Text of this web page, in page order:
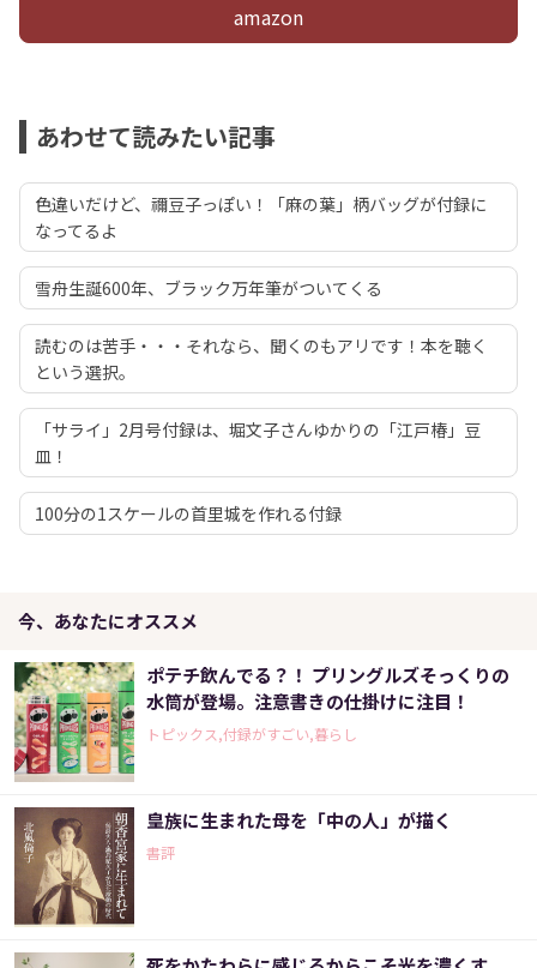
amazon
あわせて読みたい記事
色違いだけど、禰豆子っぽい！「麻の葉」柄バッグが付録に
なってるよ
雪舟生誕600年、ブラック万年筆がついてくる
読むのは苦手・・・それなら、聞くのもアリです！本を聴く
という選択。
「サライ」2月号付録は、堀文子さんゆかりの「江戸椿」豆
皿！
100分の1スケールの首里城を作れる付録
今、あなたにオススメ
ポテチ飲んでる？！ プリングルズそっくりの
水筒が登場。注意書きの仕掛けに注目！
トピックス,付録がすごい,暮らし
皇族に生まれた母を「中の人」が描く
書評